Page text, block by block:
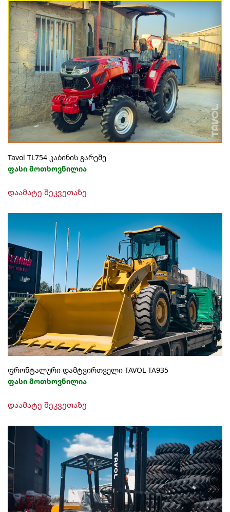
Tavol TL754 კაბინის გარეშე
ფასი მოთხოვნილია
დაამატე შეკვეთაზე
ფრონტალური დამტვირთველი TAVOL TA935
ფასი მოთხოვნილია
დაამატე შეკვეთაზე